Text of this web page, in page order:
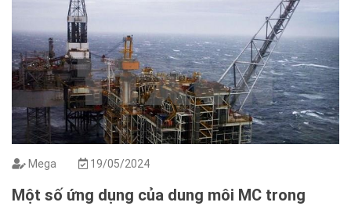
Mega 19/05/2024
Một số ứng dụng của dung môi MC trong